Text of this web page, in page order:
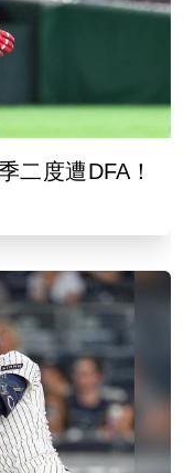
二度遭DFA！